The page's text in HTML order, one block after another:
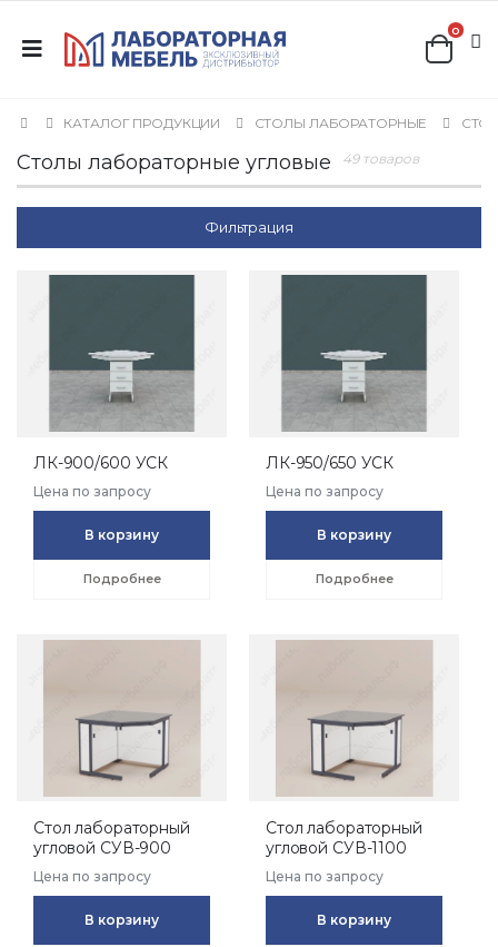
0
КАТАЛОГ ПРОДУКЦИИ СТОЛЫ ЛАБОРАТОРНЫЕ
Столы лабораторные угловые 49 товаров
Фильтрация
ЛК-900/600 УСК
Цена по запросу
В корзину
Подробнее
ЛК-950/650 УСК
Цена по запросу
В корзину
Подробнее
Стол лабораторный
угловой СУВ-900
Цена по запросу
В корзину
Стол лабораторный
угловой СУВ-1100
Цена по запросу
В корзину